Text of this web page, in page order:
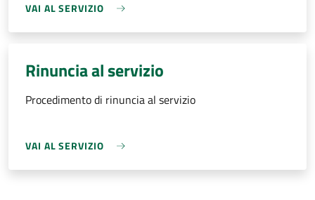
VAI AL SERVIZIO
Rinuncia al servizio
Procedimento di rinuncia al servizio
VAI AL SERVIZIO